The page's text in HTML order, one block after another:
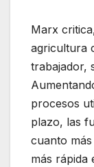
Marx
agricultura
trabajador,
procesos
plazo, las
cuanto
más rápida